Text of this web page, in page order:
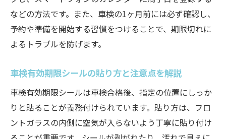
などの方法です。また、車検の1ヶ月前には必ず確認し、
予約や準備を開始する習慣をつけることで、期限切れに
よるトラブルを防げます。
車検有効期限シールの貼り方と注意点を解説
車検有効期限シールは車検合格後、指定の位置にしっか
りと貼ることが義務付けられています。貼り方は、フロ
ントガラスの内側に空気が入らないよう丁寧に貼り付け